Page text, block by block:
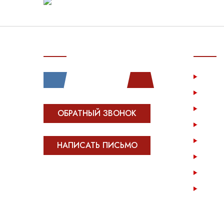
ОБРАТНЫЙ ЗВОНОК
НАПИСАТЬ ПИСЬМО